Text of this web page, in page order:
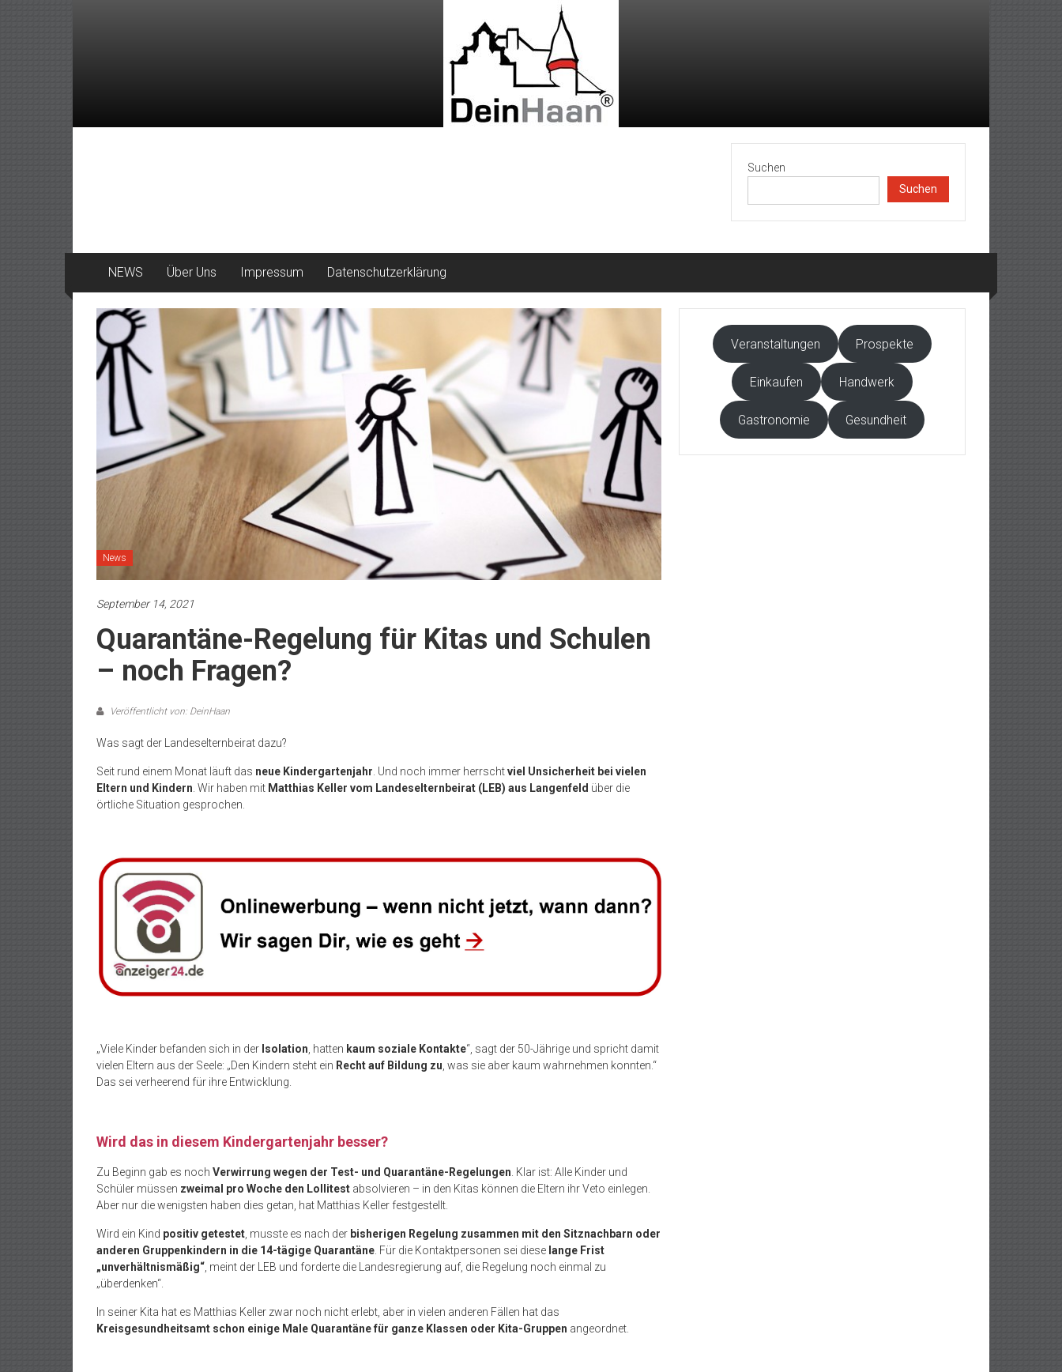
Suchen
Suchen
NEWS Über Uns Impressum Datenschutzerklärung
News
September 14, 2021
Quarantäne-Regelung für Kitas und Schulen
– noch Fragen?
Veröffentlicht von: DeinHaan
Was sagt der Landeselternbeirat dazu?
Seit rund einem Monat läuft das neue Kindergartenjahr . Und noch immer herrschtviel Unsicherheit bei vielen
Eltern und Kindern . Wir haben mit Matthias Keller vom Landeselternbeirat (LEB) aus Langenfeld über die
örtliche Situation gesprochen.
„Viele Kinder befanden sich in der Isolation , hatten kaum soziale Kontakte“, sagt der 50-Jährige und spricht damit
vielen Eltern aus der Seele: „Den Kindern steht ein Recht auf Bildung zu , was sie aber kaum wahrnehmen konnten.“
Das sei verheerend für ihre Entwicklung.
Wird das in diesem Kindergartenjahr besser?
Zu Beginn gab es noch Verwirrung wegen der Test- und Quarantäne-Regelungen . Klar ist: Alle Kinder und
Schüler müssen zweimal pro Woche den Lollitest absolvieren – in den Kitas können die Eltern ihr Veto einlegen.
Aber nur die wenigsten haben dies getan, hat Matthias Keller festgestellt.
Wird ein Kind positiv getestet , musste es nach der bisherigen Regelung zusammen mit den Sitznachbarn oder
anderen Gruppenkindern in die 14-tägige Quarantäne . Für die Kontaktpersonen sei diese lange Frist
„unverhältnismäßig“ , meint der LEB und forderte die Landesregierung auf, die Regelung noch einmal zu
„überdenken“.
In seiner Kita hat es Matthias Keller zwar noch nicht erlebt, aber in vielen anderen Fällen hat das
Kreisgesundheitsamt schon einige Male Quarantäne für ganze Klassen oder Kita-Gruppen angeordnet.
Veranstaltungen Prospekte
Einkaufen Handwerk
Gastronomie Gesundheit